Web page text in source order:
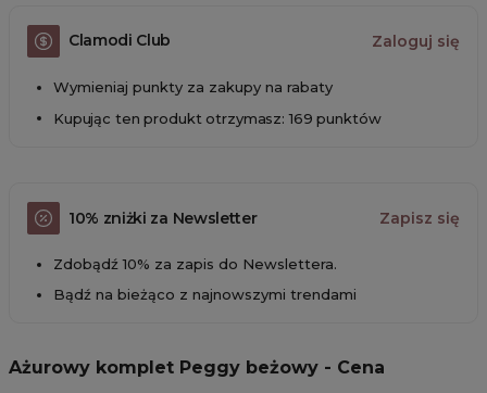
Clamodi Club Zaloguj się
Wymieniaj punkty za zakupy na rabaty
Kupując ten produkt otrzymasz: 169 punktów
10% zniżki za Newsletter Zapisz się
Zdobądź 10% za zapis do Newslettera.
Bądź na bieżąco z najnowszymi trendami
Ażurowy komplet Peggy beżowy - Cena